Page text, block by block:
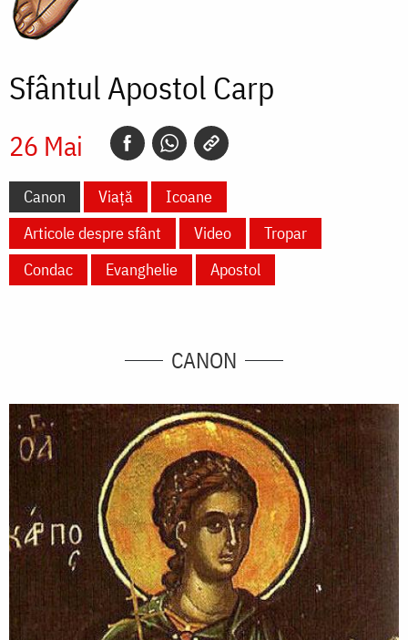
Sfântul Apostol Carp
26 Mai
Canon Viață
Icoane
Articole despre sfânt
Video
Tropar
Condac
Evanghelie Apostol
CANON